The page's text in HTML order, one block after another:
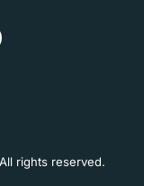
rights reserved.